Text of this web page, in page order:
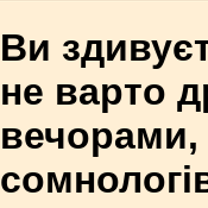
Ви
не варто
вечорами,